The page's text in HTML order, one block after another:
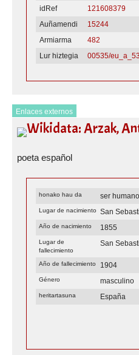
idRef
121608379
Auñamendi
15244
Armiarma
482
Lur hiztegia
00535/
Enlaces externos
Wikidata: Arzak,
poeta español
honako hau da ser humano
Lugar de nacimiento San
Año de nacimiento 1855
Lugar de
fallecimiento
San
Año de fallecimiento 1904
Género masculino
heritartasuna España